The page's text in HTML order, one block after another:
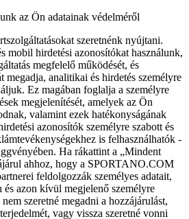
az Ön adatainak védelméről
szeretnénk nyújtani.
mobil hirdetési azonosítókat használunk,
megfelelő működését, és
megadja, analitikai és hirdetés személyre
Ez magában foglalja a személyre
megjelenítését, amelyek az Ön
valamint ezek hatékonyságának
azonosítók személyre szabott és
is felhasználhatók -
Ha rákattint a „Mindent
ahhoz, hogy a SPORTANO.COM
feldolgozzák személyes adatait,
és azon kívül megjelenő személyre
szeretné megadni a hozzájárulást,
vagy vissza szeretné vonni